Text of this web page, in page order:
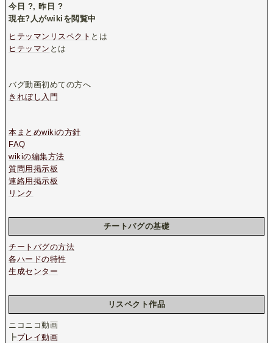
今日 ?, 昨日 ?
現在?人がwikiを閲覧中
ヒテッマンリスペクト とは
ヒテッマン とは
バグ動画初めての方へ
きれぼし入門
本まとめwikiの方針
FAQ
wikiの編集方法
質問用掲示板
連絡用掲示板
リンク
チートバグの基礎
チートバグの方法
各ハードの特性
生成センター
リスペクト作品
ニコニコ動画
┣プレイ動画